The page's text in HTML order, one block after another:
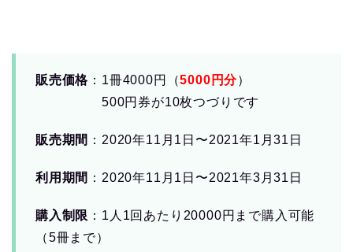
販売価格 ：1冊4000円（5000円分）
500円券が10枚つづりです
販売期間 ：2020年11月1日〜2021年1月31日
利用期間 ：2020年11月1日〜2021年3月31日
購入制限 ：1人1回あたり20000円まで購入可能
（5冊まで）